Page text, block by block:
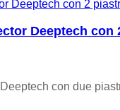
Deeptech con
con due